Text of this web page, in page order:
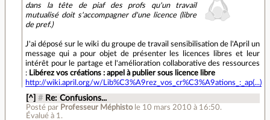
dans la tête
de piafdes profs qu'un travail
mutualisé doit s'accompagner d'une licence (libre
de pref.)
J'ai déposé sur le wiki du groupe de travail sensibilisation de l'April un
message qui a pour objet de présenter les licences libres et leur
intérêt pour le partage et l'amélioration collaborative des ressources
: Libérez vos créations : appel à publier sous licence libre
http://wiki.april.org/w/Lib%C3%A9rez_vos_cr%C3%A9ations_:_ap(...)
[^] # Re: Confusions...
Posté par Professeur Méphisto le 10 mars 2010 à 16:50.
Évalué à 1 .